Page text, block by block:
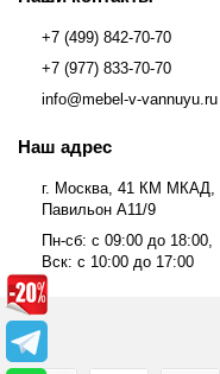
+7 (499) 842-70-70
+7 (977) 833-70-70
info@mebel-v-vannuyu.ru
Наш адрес
г. Москва, 41 КМ МКАД,
Павильон А11/9
Пн-сб: с 09:00 до 18:00,
Вск: с 10:00 до 17:00